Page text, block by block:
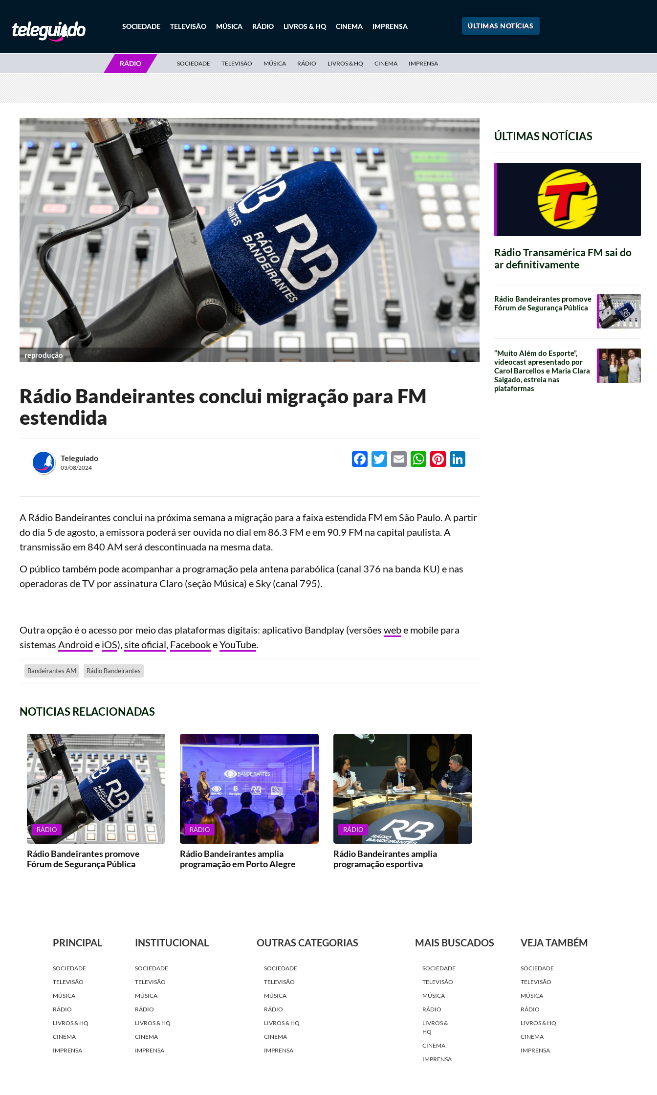
ÚLTIMAS NOTÍCIAS
SOCIEDADE TELEVISÃO MÚSICA RÁDIO LIVROS & HQ CINEMA IMPRENSA
RÁDIO SOCIEDADE TELEVISÃO MÚSICA RÁDIO LIVROS & HQ CINEMA IMPRENSA
reprodução
Rádio Bandeirantes conclui migração para FM
estendida
Teleguiado
03/08/2024 Facebook
Twitter
EmailWhatsApp
Pinterest
LinkedIn
A Rádio Bandeirantes conclui na próxima semana a migração para a faixa estendida FM em São Paulo. A partir
do dia 5 de agosto, a emissora poderá ser ouvida no dial em 86.3 FM e em 90.9 FM na capital paulista. A
transmissão em 840 AM será descontinuada na mesma data.
O público também pode acompanhar a programação pela antena parabólica (canal 376 na banda KU) e nas
operadoras de TV por assinatura Claro (seção Música) e Sky (canal 795).
Outra opção é o acesso por meio das plataformas digitais: aplicativo Bandplay (versões webe mobile para
sistemas Android e iOS), site oficial FacebookeYouTube.
Bandeirantes AM Rádio Bandeirantes
NOTICIAS RELACIONADAS
RÁDIO
Rádio Bandeirantes promove
Fórum de Segurança Pública
RÁDIO
Rádio Bandeirantes amplia
programação em Porto Alegre
RÁDIO
Rádio Bandeirantes amplia
programação esportiva
ÚLTIMAS NOTÍCIAS
Rádio Transamérica FM sai do
ar definitivamente
Rádio Bandeirantes promove
Fórum de Segurança Pública
“Muito Além do Esporte”,
videocast apresentado por
Carol Barcellos e Maria Clara
Salgado, estreia nas
plataformas
PRINCIPAL
SOCIEDADE
TELEVISÃO
MÚSICA
RÁDIO
LIVROS & HQ
CINEMA
IMPRENSA
INSTITUCIONAL
SOCIEDADE
TELEVISÃO
MÚSICA
RÁDIO
LIVROS & HQ
CINEMA
IMPRENSA
OUTRAS CATEGORIAS
SOCIEDADE
TELEVISÃO
MÚSICA
RÁDIO
LIVROS & HQ
CINEMA
IMPRENSA
MAIS BUSCADOS
SOCIEDADE
TELEVISÃO
MÚSICA
RÁDIO
LIVROS &
HQ
CINEMA
IMPRENSA
VEJA TAMBÉM
SOCIEDADE
TELEVISÃO
MÚSICA
RÁDIO
LIVROS & HQ
CINEMA
IMPRENSA